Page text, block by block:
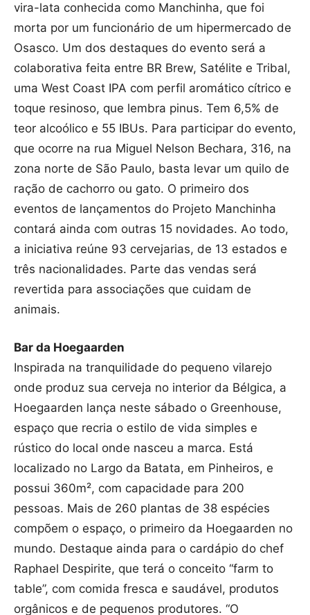
vira-lata conhecida como Manchinha, que foi
morta por um funcionário de um hipermercado de
Osasco. Um dos destaques do evento será a
colaborativa feita entre BR Brew, Satélite e Tribal,
uma West Coast IPA com perfil aromático cítrico e
toque resinoso, que lembra pinus. Tem 6,5% de
teor alcoólico e 55 IBUs. Para participar do evento,
que ocorre na rua Miguel Nelson Bechara, 316, na
zona norte de São Paulo, basta levar um quilo de
ração de cachorro ou gato. O primeiro dos
eventos de lançamentos do Projeto Manchinha
contará ainda com outras 15 novidades. Ao todo,
a iniciativa reúne 93 cervejarias, de 13 estados e
três nacionalidades. Parte das vendas será
revertida para associações que cuidam de
animais.
Bar da Hoegaarden
Inspirada na tranquilidade do pequeno vilarejo
onde produz sua cerveja no interior da Bélgica, a
Hoegaarden lança neste sábado o Greenhouse,
espaço que recria o estilo de vida simples e
rústico do local onde nasceu a marca. Está
localizado no Largo da Batata, em Pinheiros, e
possui 360m², com capacidade para 200
pessoas. Mais de 260 plantas de 38 espécies
compõem o espaço, o primeiro da Hoegaarden no
mundo. Destaque ainda para o cardápio do chef
Raphael Despirite, que terá o conceito “farm to
table”, com comida fresca e saudável, produtos
orgânicos e de pequenos produtores. “O